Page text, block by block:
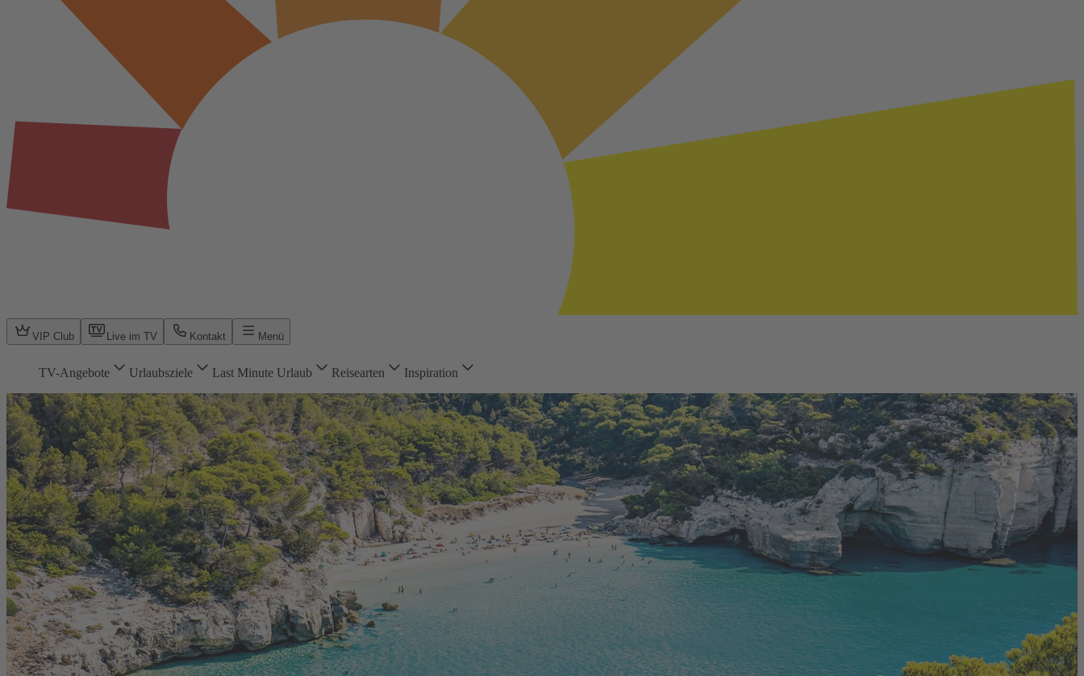
VIP Club Live im TV Kontakt Menü
TV-Angebote Urlaubsziele Last Minute Urlaub Reisearten Inspiration